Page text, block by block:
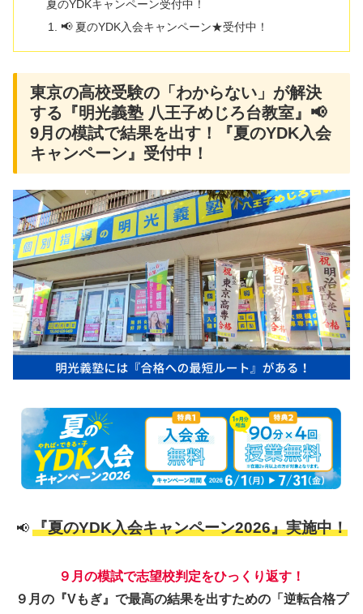
夏のYDKキャンペーン受付中！
📢 夏のYDK入会キャンペーン★受付中！
東京の高校受験の「わからない」が解決
する『明光義塾 八王子めじろ台教室』📢
9月の模試で結果を出す！『夏のYDK入会
キャンペーン』受付中！
📢 『夏のYDK入会キャンペーン2026』実施中！
９月の模試で志望校判定をひっくり返す！
９月の『Vもぎ』で最高の結果を出すための「逆転合格プ